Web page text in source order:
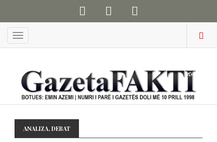
Menu
ANALIZA,DEBAT